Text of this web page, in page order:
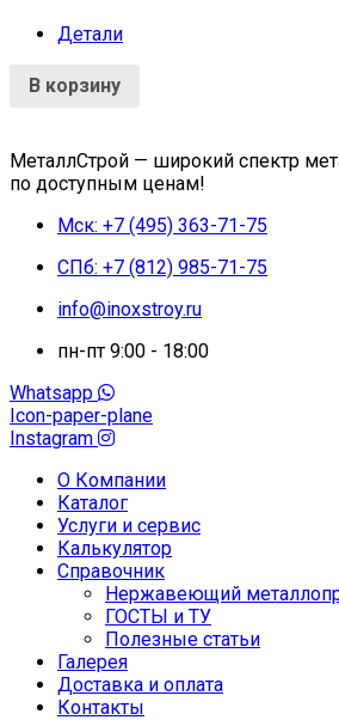
Детали
В корзину
МеталлСтрой — широкий спектр
по доступным ценам!
Мск: +7 (495) 363-71-75
СПб: +7 (812) 985-71-75
info@inoxstroy.ru
пн-пт 9:00 - 18:00
Whatsapp
Icon-paper-plane
Instagram
О Компании
Каталог
Услуги и сервис
Калькулятор
Справочник
Нержавеющий
ГОСТЫ и ТУ
Полезные статьи
Галерея
Доставка и оплата
Контакты